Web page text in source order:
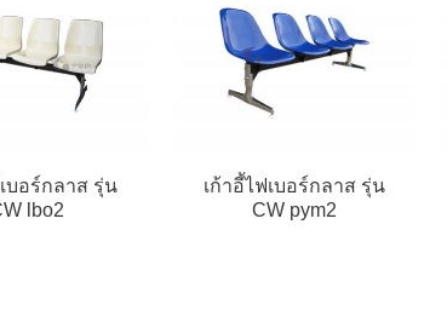
บอร์กลาส รุ่น
lbo2
เก้าอี้ไฟเบอร์กลาส รุ่น
CW pym2